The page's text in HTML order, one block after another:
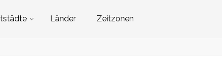
Länder Zeitzonen